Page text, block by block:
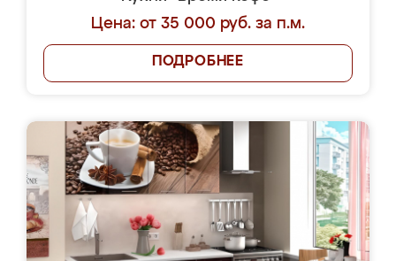
Цена: от 35 000 руб. за п.м.
ПОДРОБНЕЕ